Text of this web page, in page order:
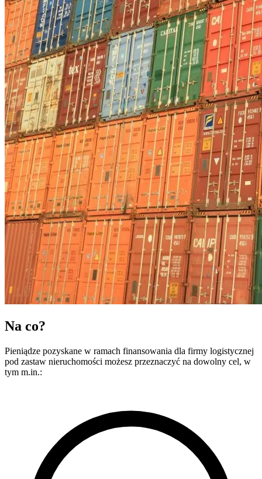
Na co?
Pieniądze pozyskane w ramach finansowania dla firmy logistycznej
pod zastaw nieruchomości możesz przeznaczyć na dowolny cel, w
tym m.in.: